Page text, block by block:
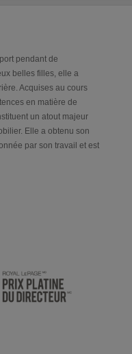
pendant de
belles filles, elle a
Acquises au cours
en matière de
un atout majeur
Elle a obtenu son
par son travail et est